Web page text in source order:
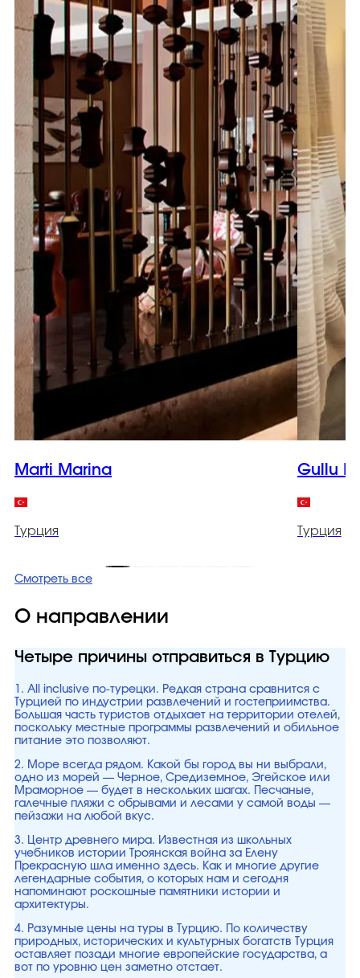
Marti Marina
Турция
Gullu
Турция
Смотреть все
О направлении
Четыре причины отправиться в Турцию
1. All inclusive по-турецки. Редкая страна сравнится с
Турцией по индустрии развлечений и гостеприимства.
Большая часть туристов отдыхает на территории отелей,
поскольку местные программы развлечений и обильное
питание это позволяют.
2. Море всегда рядом. Какой бы город вы ни выбрали,
одно из морей — Черное, Средиземное, Эгейское или
Мраморное — будет в нескольких шагах. Песчаные,
галечные пляжи с обрывами и лесами у самой воды —
пейзажи на любой вкус.
3. Центр древнего мира. Известная из школьных
учебников истории Троянская война за Елену
Прекрасную шла именно здесь. Как и многие другие
легендарные события, о которых нам и сегодня
напоминают роскошные памятники истории и
архитектуры.
4. Разумные цены на туры в Турцию. По количеству
природных, исторических и культурных богатств Турция
оставляет позади многие европейские государства, а
вот по уровню цен заметно отстает.